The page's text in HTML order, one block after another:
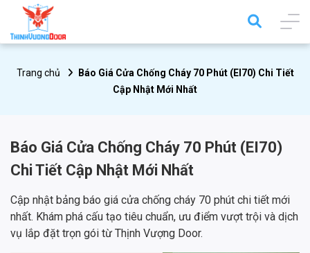
Trang chủ
Báo Giá Cửa Chống Cháy 70 Phút (EI70) Chi Tiết
Cập Nhật Mới Nhất
Báo Giá Cửa Chống Cháy 70 Phút (EI70)
Chi Tiết Cập Nhật Mới Nhất
Cập nhật bảng báo giá cửa chống cháy 70 phút chi tiết mới
nhất. Khám phá cấu tạo tiêu chuẩn, ưu điểm vượt trội và dịch
vụ lắp đặt trọn gói từ Thịnh Vượng Door.